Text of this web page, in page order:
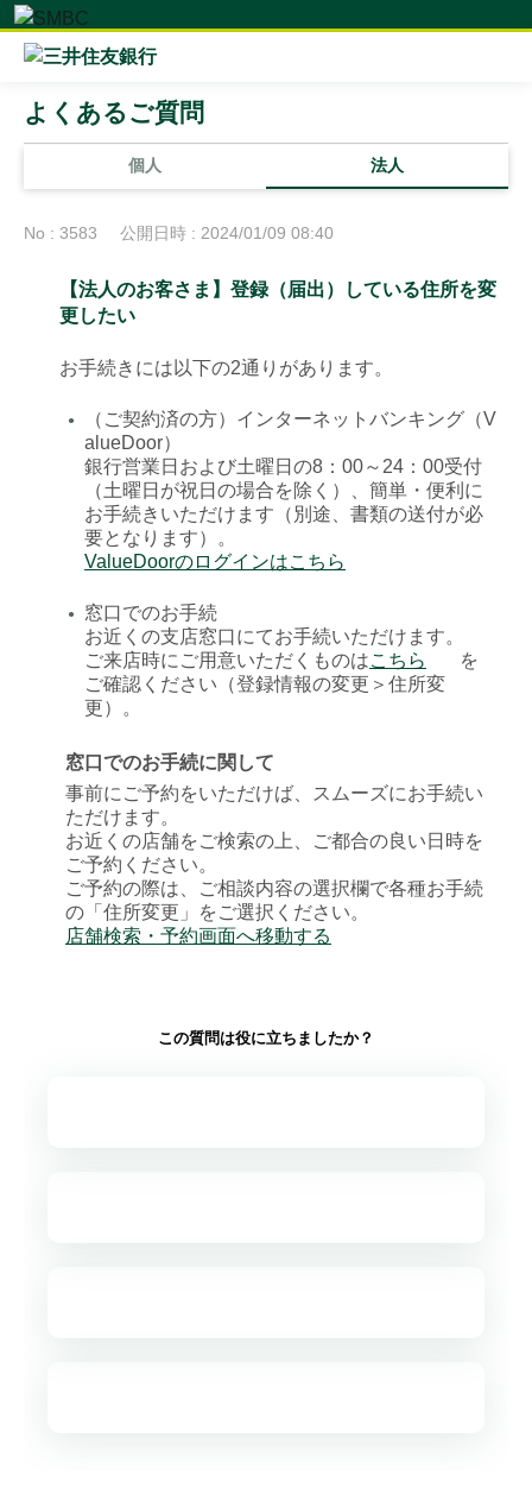
個人 法人
よくあるご質問
No : 3583 公開日時 : 2024/01/09 08:40
【法人のお客さま】登録（届出）している住所を変
更したい
お手続きには以下の2通りがあります。
●
（ご契約済の方）インターネットバンキング（V
alueDoor）
銀行営業日および土曜日の8：00～24：00受付
（土曜日が祝日の場合を除く）、簡単・便利に
お手続きいただけます（別途、書類の送付が必
要となります）。
ValueDoorのログインはこちら
●
窓口でのお手続
お近くの支店窓口にてお手続いただけます。
ご来店時にご用意いただくものはこちら
を
ご確認ください（登録情報の変更＞住所変
更）。
窓口でのお手続に関して
事前にご予約をいただけば、スムーズにお手続い
ただけます。
お近くの店舗をご検索の上、ご都合の良い日時を
ご予約ください。
ご予約の際は、ご相談内容の選択欄で各種お手続
の「住所変更」をご選択ください。
店舗検索・予約画面へ移動する
この質問は役に立ちましたか？